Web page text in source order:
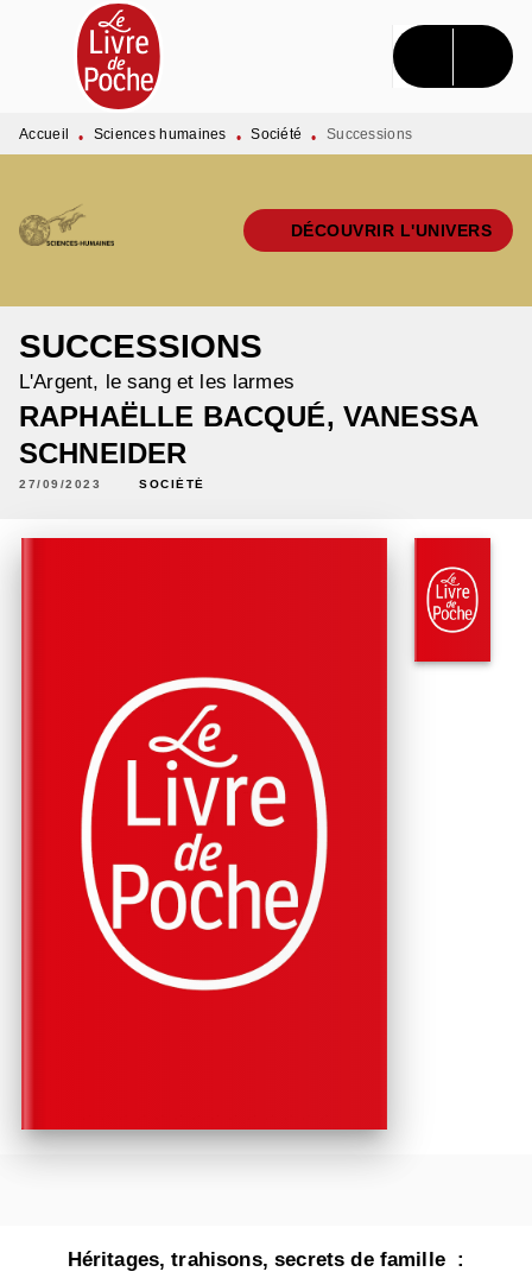
MENU RECHERCHE CONTENU
PIED DE PAGE
Accueil • Sciences humaines • Société • Successions
DÉCOUVRIR L'UNIVERS
SUCCESSIONS
L'Argent, le sang et les larmes
RAPHAËLLE BACQUÉ, VANESSA
SCHNEIDER
27/09/2023 SOCIÉTÉ
Héritages, trahisons, secrets de famille :